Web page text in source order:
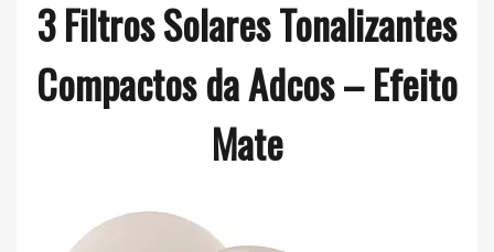
Ester
Sena
3 Filtros Solares Tonalizantes
Compactos da Adcos – Efeito
Mate